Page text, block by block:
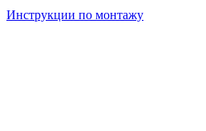
Инструкции по монтажу